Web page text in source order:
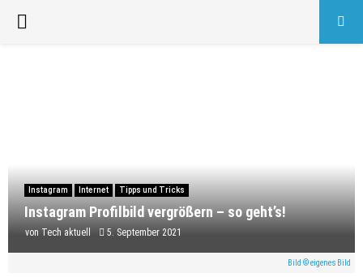
PRIMARY
Instagram Internet Tipps und Tricks
Instagram Profilbild vergrößern – so geht’s!
von Tech aktuell 5. September 2021
Bild © eigenes Bild